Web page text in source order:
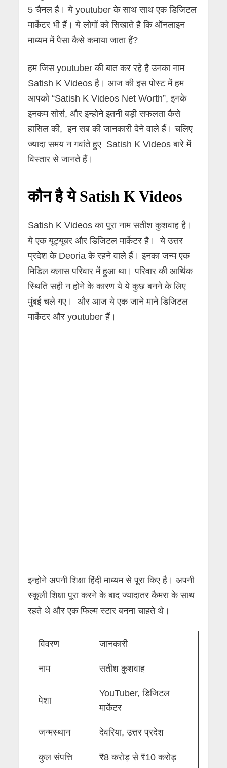
5 चैनल है। ये youtuber के साथ साथ एक डिजिटल
मार्केटर भी हैं। ये लोगों को सिखाते है कि ऑनलाइन
माध्यम में पैसा कैसे कमाया जाता हैं?
हम जिस youtuber की बात कर रहे है उनका नाम
Satish K Videos है। आज की इस पोस्ट में हम
आपको “Satish K Videos Net Worth”, इनके
इनकम सोर्स, और इन्होने इतनी बड़ी सफलता कैसे
हासिल की, इन सब की जानकारी देने वाले हैं। चलिए
ज्यादा समय न गवांते हुए Satish K Videos बारे में
विस्तार से जानते हैं।
कौन है ये Satish K Videos
Satish K Videos का पूरा नाम सतीश कुशवाह है।
ये एक यूट्यूबर और डिजिटल मार्केटर है। ये उत्तर
प्रदेश के Deoria के रहने वाले हैं। इनका जन्म एक
मिडिल क्लास परिवार में हुआ था। परिवार की आर्थिक
स्थिति सही न होने के कारण ये ये कुछ बनने के लिए
मुंबई चले गए। और आज ये एक जाने माने डिजिटल
मार्केटर और youtuber हैं।
इन्होने अपनी शिक्षा हिंदी माध्यम से पूरा किए है। अपनी
स्कूली शिक्षा पूरा करने के बाद ज्यादातर कैमरा के साथ
रहते थे और एक फिल्म स्टार बनना चाहते थे।
विवरण जानकारी
नाम सतीश कुशवाह
पेशा
YouTuber, डिजिटल
मार्केटर
जन्मस्थान देवरिया, उत्तर प्रदेश
कुल संपत्ति ₹8 करोड़ से ₹10 करोड़